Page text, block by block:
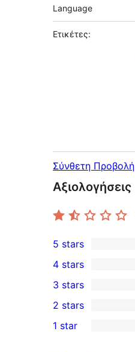
Language
Ετικέτες:
Σύνθετη Προβολή
Αξιολογήσεις
1
5-
star
review
5 stars
4-
star
review
4 stars
0
3-
star
3 stars
2-
2 stars
1 star